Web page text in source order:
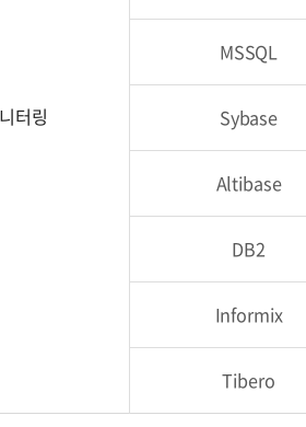
터링
MSSQL
Sybase
Altibase
DB2
Informix
Tibero